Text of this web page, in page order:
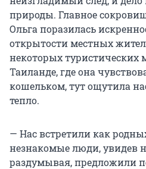
природы. Главное
Ольга поразилась
открытости местных
некоторых туристических
Таиланде, где она
кошельком, тут ощутила
тепло.
— Нас встретили как
незнакомые люди, увидев
раздумывая, предложили